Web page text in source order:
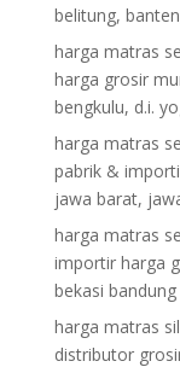
belitung,
harga matras
harga grosir
bengkulu, d.i.
harga matras
pabrik &
jawa barat,
harga matras
importir harga
bekasi bandung
harga matras
distributor